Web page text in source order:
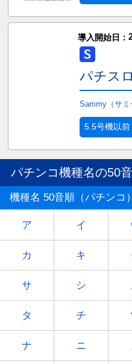
導入開始日：
パチス
Sammy（サミ
5.5号機以前
パチンコ機種名の50
機種名 50音順（パチンコ）
ア イ
カ キ
サ シ
タ チ
ナ ニ